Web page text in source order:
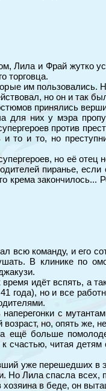
Лила и Фрай
торговца.
им пользовались.
но он и так
принялись
них у мэра
против
то и то, но
но её отец
пиранье,
крема
всю команду, и его
В клинике по
идёт вспять, а
года), но и все
с
но, опять же,
ещё больше
читая
уже перешедших в
Но Лила спасла
в беде, он